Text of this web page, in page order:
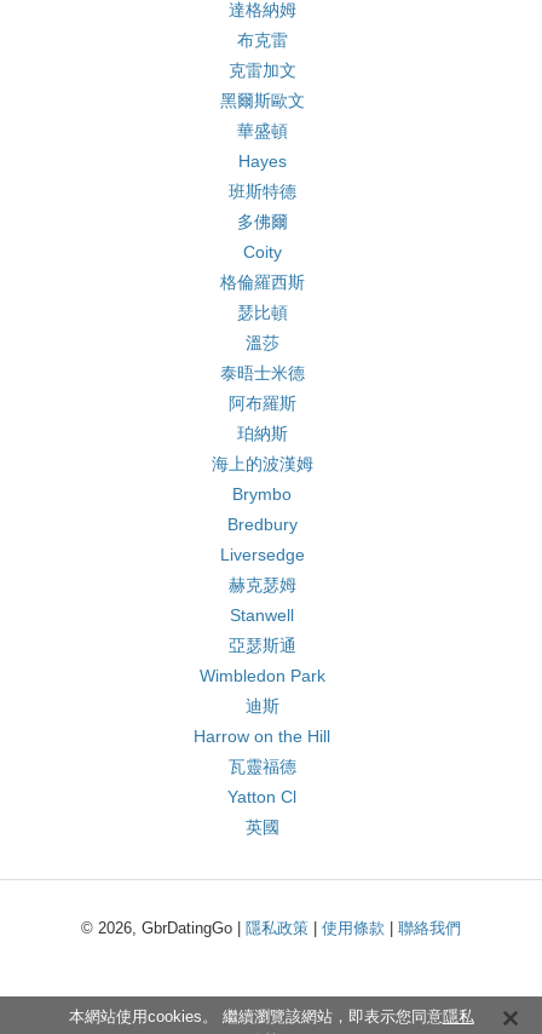
達格納姆
布克雷
克雷加文
黑爾斯歐文
華盛頓
Hayes
班斯特德
多佛爾
Coity
格倫羅西斯
瑟比頓
溫莎
泰晤士米德
阿布羅斯
珀納斯
海上的波漢姆
Brymbo
Bredbury
Liversedge
赫克瑟姆
Stanwell
亞瑟斯通
Wimbledon Park
迪斯
Harrow on the Hill
瓦靈福德
Yatton Cl
英國
© 2026, GbrDatingGo | 隱私政策 使用條款 聯絡我們
本網站使用cookies。 繼續瀏覽該網站，即表示您同意隱私